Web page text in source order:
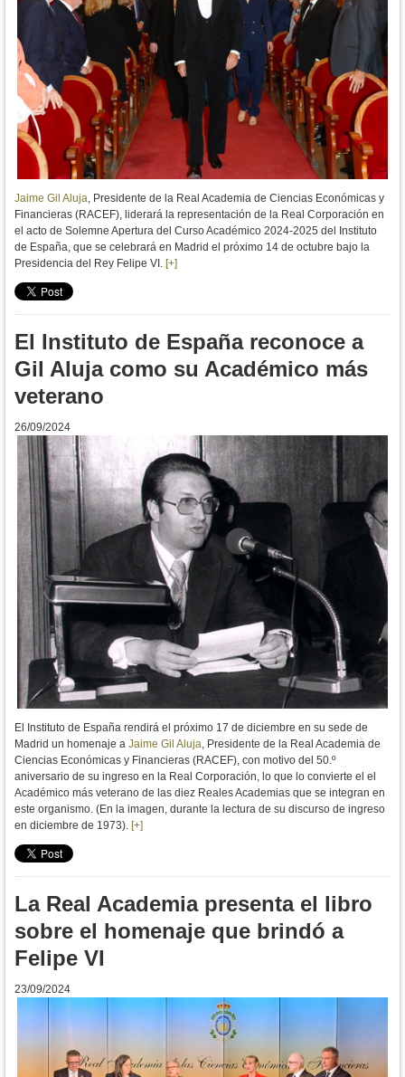
Jaime Gil Aluja, Presidente de la Real Academia de Ciencias Económicas y
Financieras (RACEF), liderará la representación de la Real Corporación en
el acto de Solemne Apertura del Curso Académico 2024-2025 del Instituto
de España, que se celebrará en Madrid el próximo 14 de octubre bajo la
Presidencia del Rey Felipe VI. [+]
El Instituto de España reconoce a
Gil Aluja como su Académico más
veterano
26/09/2024
El Instituto de España rendirá el próximo 17 de diciembre en su sede de
Madrid un homenaje a Jaime Gil Aluja, Presidente de la Real Academia de
Ciencias Económicas y Financieras (RACEF), con motivo del 50.º
aniversario de su ingreso en la Real Corporación, lo que lo convierte el el
Académico más veterano de las diez Reales Academias que se integran en
este organismo. (En la imagen, durante la lectura de su discurso de ingreso
en diciembre de 1973). [+]
La Real Academia presenta el libro
sobre el homenaje que brindó a
Felipe VI
23/09/2024